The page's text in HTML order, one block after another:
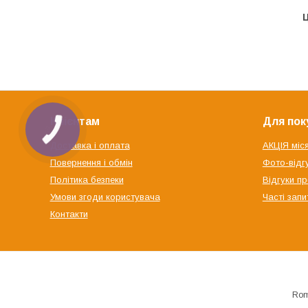
Клієнтам
Доставка і оплата
Повернення і обмін
Політика безпеки
Умови згоди користувача
Контакти
Для
АКЦІЯ
Фото-
Відгуки
Часті